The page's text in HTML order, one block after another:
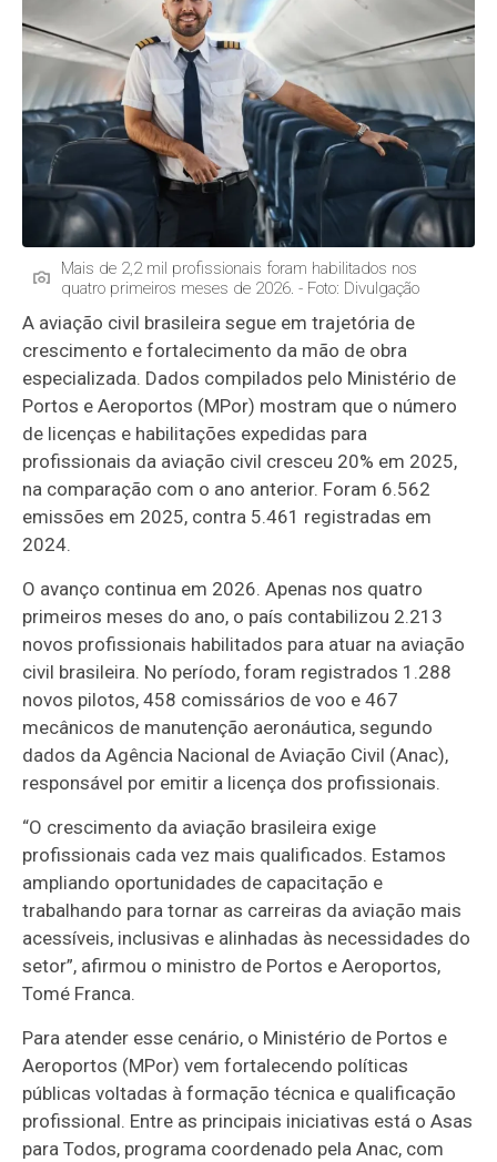
Mais de 2,2 mil profissionais foram habilitados nos
quatro primeiros meses de 2026. - Foto: Divulgação
A aviação civil brasileira segue em trajetória de
crescimento e fortalecimento da mão de obra
especializada. Dados compilados pelo Ministério de
Portos e Aeroportos (MPor) mostram que o número
de licenças e habilitações expedidas para
profissionais da aviação civil cresceu 20% em 2025,
na comparação com o ano anterior. Foram 6.562
emissões em 2025, contra 5.461 registradas em
2024.
O avanço continua em 2026. Apenas nos quatro
primeiros meses do ano, o país contabilizou 2.213
novos profissionais habilitados para atuar na aviação
civil brasileira. No período, foram registrados 1.288
novos pilotos, 458 comissários de voo e 467
mecânicos de manutenção aeronáutica, segundo
dados da Agência Nacional de Aviação Civil (Anac),
responsável por emitir a licença dos profissionais.
“O crescimento da aviação brasileira exige
profissionais cada vez mais qualificados. Estamos
ampliando oportunidades de capacitação e
trabalhando para tornar as carreiras da aviação mais
acessíveis, inclusivas e alinhadas às necessidades do
setor”, afirmou o ministro de Portos e Aeroportos,
Tomé Franca.
Para atender esse cenário, o Ministério de Portos e
Aeroportos (MPor) vem fortalecendo políticas
públicas voltadas à formação técnica e qualificação
profissional. Entre as principais iniciativas está o Asas
para Todos, programa coordenado pela Anac, com